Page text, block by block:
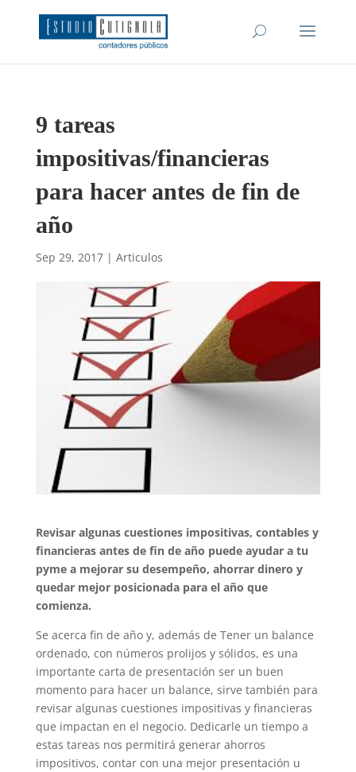
9 tareas
impositivas/financieras
para hacer antes de fin de
año
Sep 29, 2017| Articulos
Revisar algunas cuestiones impositivas, contables y
financieras antes de fin de año puede ayudar a tu
pyme a mejorar su desempeño, ahorrar dinero y
quedar mejor posicionada para el año que
comienza.
Se acerca fin de año y, además de Tener un balance
ordenado, con números prolijos y sólidos, es una
importante carta de presentación ser un buen
momento para hacer un balance, sirve también para
revisar algunas cuestiones impositivas y financieras
que impactan en el negocio. Dedicarle un tiempo a
estas tareas nos permitirá generar ahorros
impositivos, contar con una mejor presentación u